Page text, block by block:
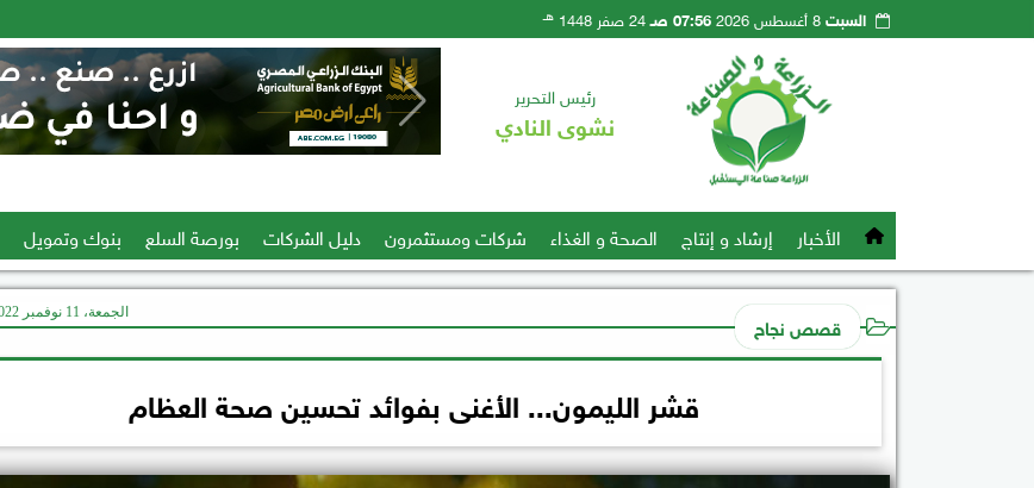
السبت8 أغسطس 2026 07:56 صـ 24 صفر 1448 هـ
رئيس التحرير
نشوى النادي
الأخبار إرشاد و إنتاج الصحة و الغذاء شركات ومستثمرون دليل الشركات بورصة السلع بنوك وتمويل
قصص نجاح الجمعة، 11 نوفمبر 2022
قشر الليمون... الأغنى بفوائد تحسين صحة العظام